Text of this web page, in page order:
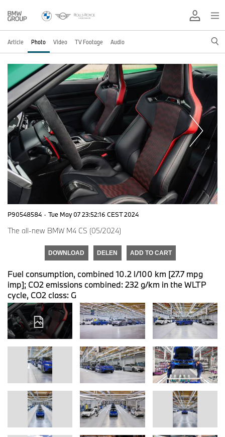
Article Photo Video TV Footage Audio
P90548584 · Tue May 07 23:52:16 CEST 2024
The all-new BMW M4 CS (05/2024)
DOWNLOAD DELEN ADD TO CART
Fuel consumption, combined 10.2 l/100 km [27.7 mpg
imp]; CO2 emissions combined: 232 g/km in the WLTP
cycle, CO2 class: G